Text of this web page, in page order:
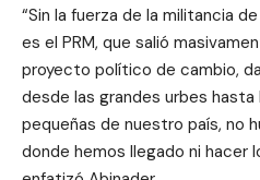
“Sin la fuerza de la militancia
es el PRM, que salió
proyecto político de cambio,
desde las grandes urbes
pequeñas de nuestro país, no
donde hemos llegado ni hacer